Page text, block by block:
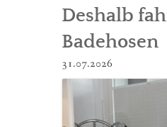
Deshalb
Badehosen
31.07.2026